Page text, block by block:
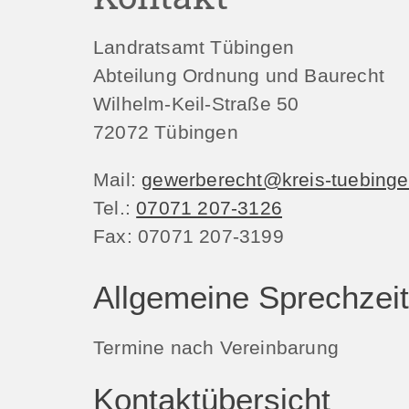
Landratsamt Tübingen
Abteilung Ordnung und Baurecht
Wilhelm-Keil-Straße 50
72072 Tübingen
Mail: gewerberecht@kreis-
Tel.: 07071 207-3126
Fax: 07071 207-3199
Allgemeine
Termine nach Vereinbarung
Kontaktübersicht